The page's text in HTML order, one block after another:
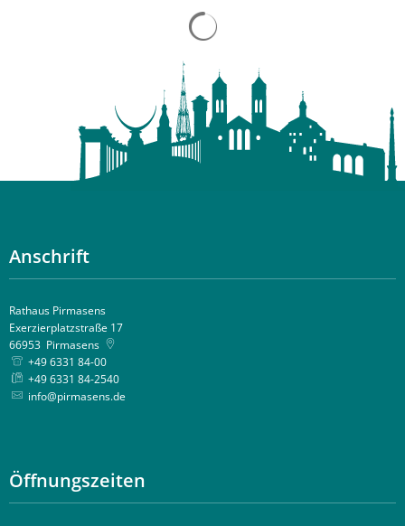
Anschrift
Rathaus Pirmasens
Exerzierplatzstraße 17
66953 Pirmasens
+49 6331 84-00
+49 6331 84-2540
info@pirmasens.de
Öffnungszeiten